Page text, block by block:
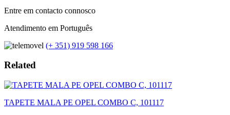
Entre em contacto connosco
Atendimento em Português
(+ 351) 919 598 166
Related
TAPETE MALA PE OPEL COMBO C, 101117